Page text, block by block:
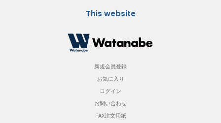
This website
新規会員登録
お気に入り
ログイン
お問い合わせ
FAX注文用紙